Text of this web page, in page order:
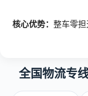
核心优势： 整车零
全国物流专